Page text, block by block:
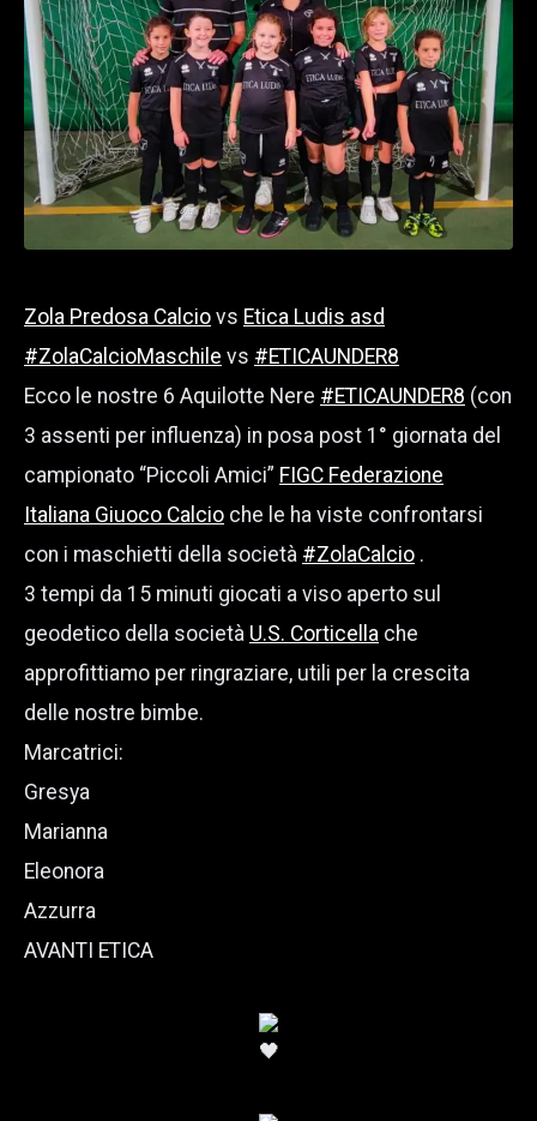
Zola Predosa Calcio vs Etica Ludis asd
#ZolaCalcioMaschile vs #ETICAUNDER8
Ecco le nostre 6 Aquilotte Nere #ETICAUNDER8 (con
3 assenti per influenza) in posa post 1° giornata del
campionato “Piccoli Amici” FIGC Federazione
Italiana Giuoco Calcio che le ha viste confrontarsi
con i maschietti della società #ZolaCalcio .
3 tempi da 15 minuti giocati a viso aperto sul
geodetico della società U.S. Corticella che
approfittiamo per ringraziare, utili per la crescita
delle nostre bimbe.
Marcatrici:
Gresya
Marianna
Eleonora
Azzurra
AVANTI ETICA